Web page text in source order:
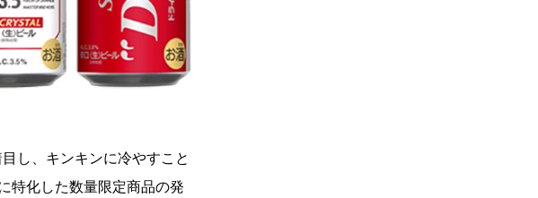
し、キンキンに冷やすこと
特化した数量限定商品の発